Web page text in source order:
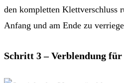
den kompletten Klettverschluss
Anfang und am Ende zu
Schritt 3 – Verblendung